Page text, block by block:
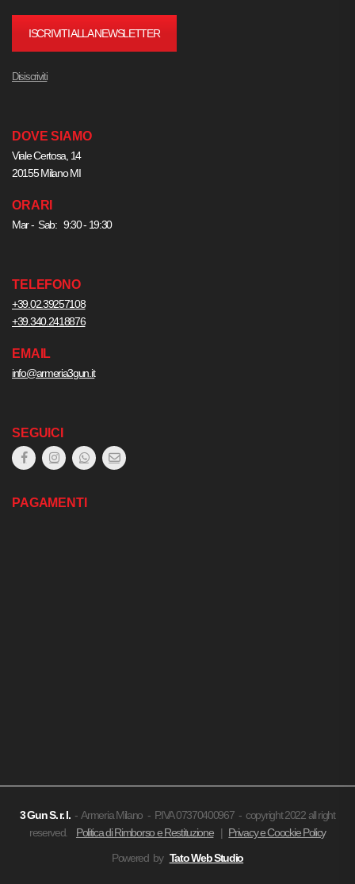
ISCRIVITI ALLA NEWSLETTER
Disiscriviti
DOVE SIAMO
Viale Certosa, 14
20155 Milano MI
ORARI
Mar - Sab: 9:30 - 19:30
TELEFONO
+39.02.39257108
+39.340.2418876
EMAIL
info@armeria3gun.it
SEGUICI
PAGAMENTI
3 GunS. r. l. - Armeria Milano - P.IVA 07370400967 - copyright 2022 all right
reserved. Politica di Rimborso e Restituzione| Privacy e Coockie Policy
Powered by Tato Web Studio